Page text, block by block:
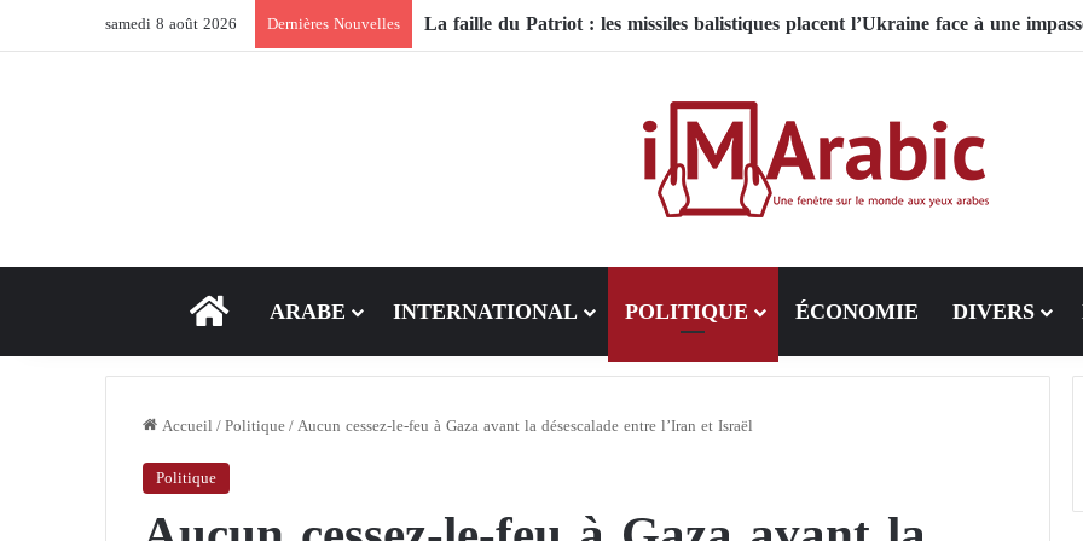
samedi 8 août 2026 Dernières Nouvelles
ACCEUIL
ARABE INTERNATIONAL POLITIQUE ÉCONOMIE DIVERS
Accueil/Politique/Aucun cessez-le-feu à Gaza avant la désescalade entre l’Iran et Israël
Politique